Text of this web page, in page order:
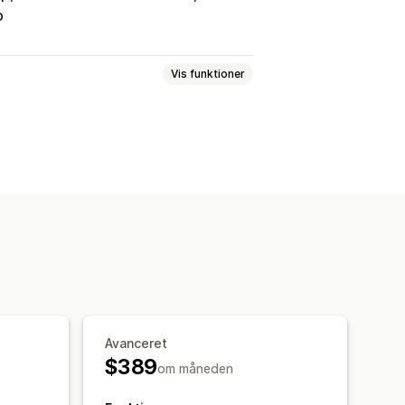
Vis funktioner
Avanceret
$389om måneden